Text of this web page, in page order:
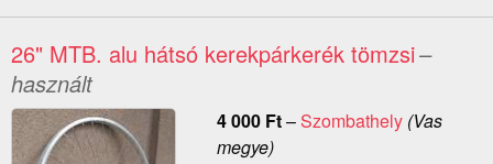
26" MTB. alu hátsó kerekpárkerék tömzsi–
használt
4 000 Ft–Szombathely(Vas
megye)